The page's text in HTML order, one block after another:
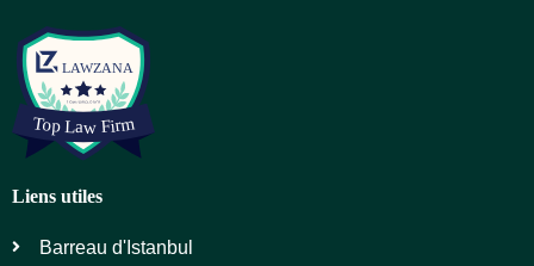
Liens utiles
Barreau d'Istanbul